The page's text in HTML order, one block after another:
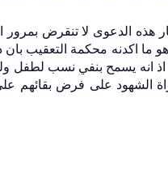
الدعوى لا تنقرض بمرور
ما اكدنه محكمة التعقيب
انه يسمح بنفي نسب لطفل
الشهود على فرض بقائهم